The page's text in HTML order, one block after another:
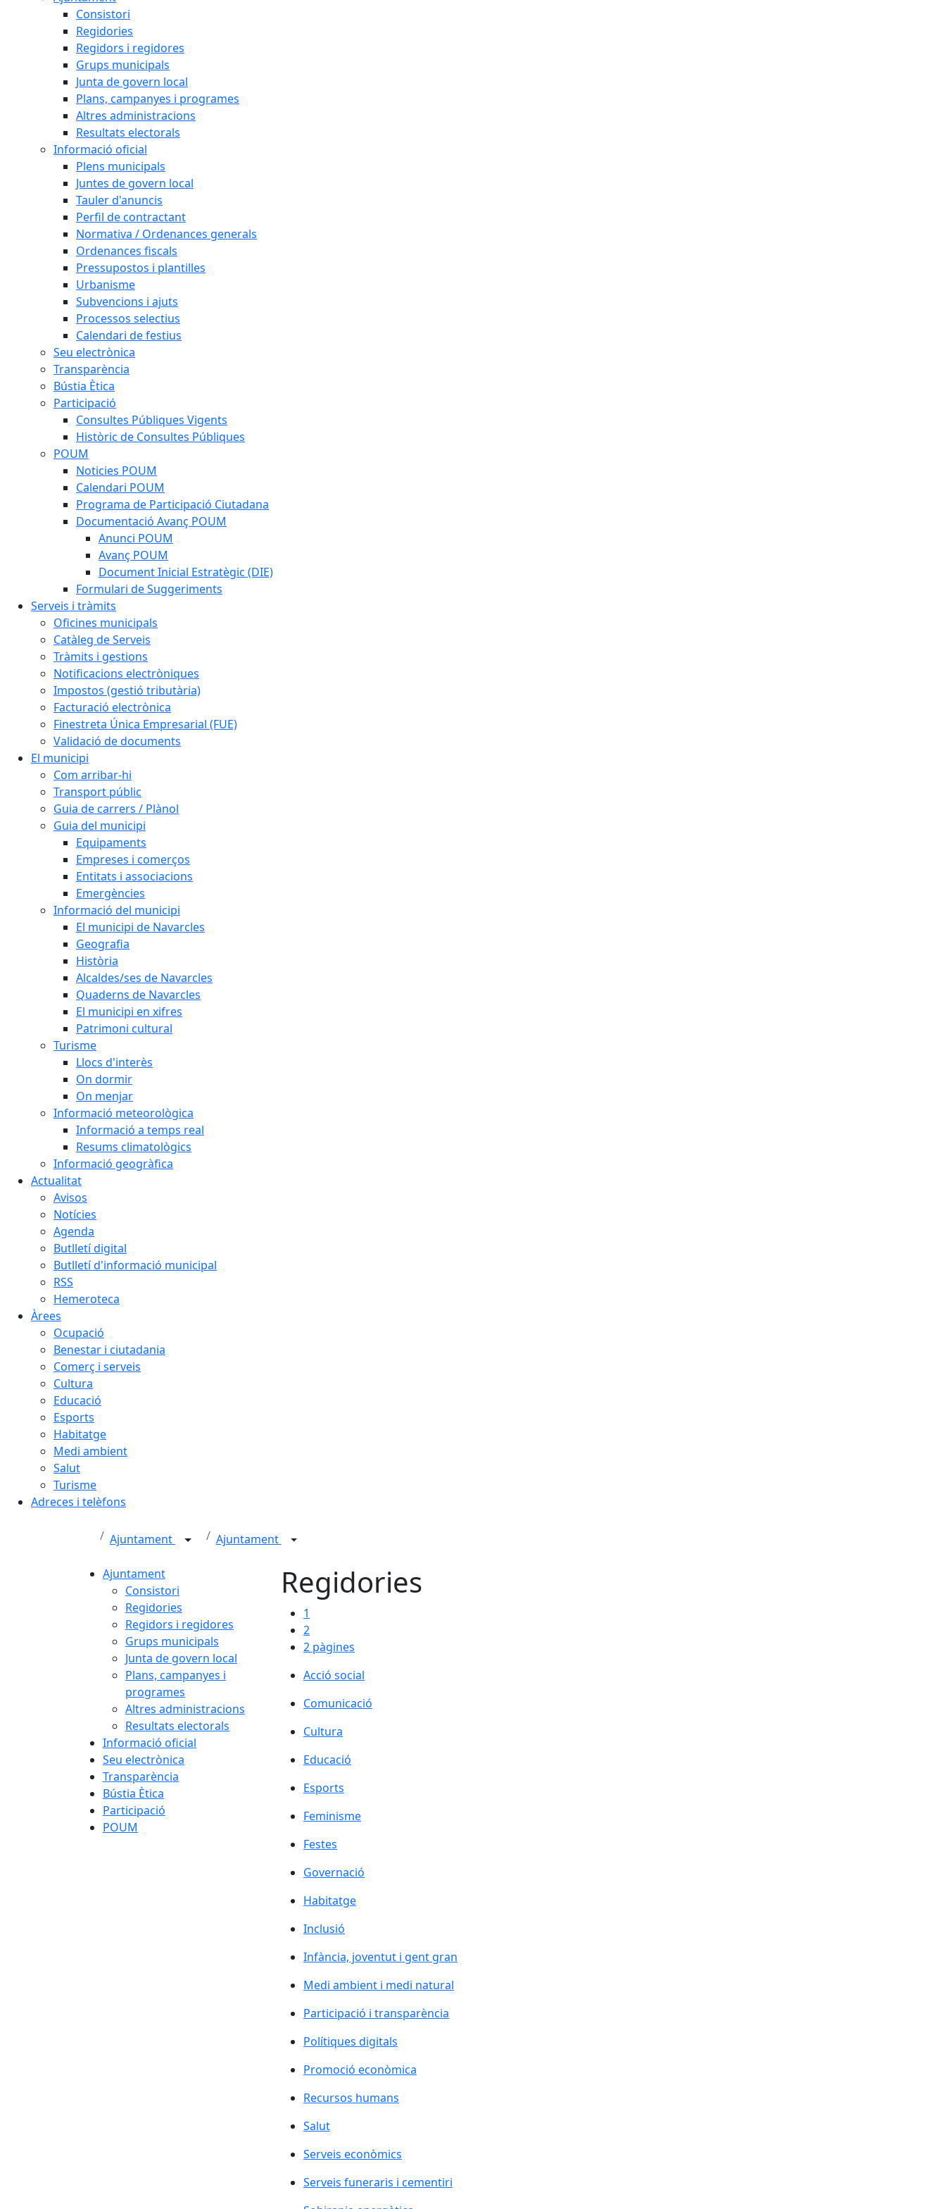
Consistori
Regidories
Regidors i regidores
Grups municipals
Junta de govern local
Plans, campanyes i programes
Altres administracions
Resultats electorals
Informació oficial
Plens municipals
Juntes de govern local
Tauler d'anuncis
Perfil de contractant
Normativa / Ordenances generals
Ordenances fiscals
Pressupostos i plantilles
Urbanisme
Subvencions i ajuts
Processos selectius
Calendari de festius
Seu electrònica
Transparència
Bústia Ètica
Participació
Consultes Públiques Vigents
Històric de Consultes Públiques
POUM
Noticies POUM
Calendari POUM
Programa de Participació Ciutadana
Documentació Avanç POUM
Anunci POUM
Avanç POUM
Document Inicial Estratègic (DIE)
Formulari de Suggeriments
Serveis i tràmits
Oficines municipals
Catàleg de Serveis
Tràmits i gestions
Notificacions electròniques
Impostos (gestió tributària)
Facturació electrònica
Finestreta Única Empresarial (FUE)
Validació de documents
El municipi
Com arribar-hi
Transport públic
Guia de carrers / Plànol
Guia del municipi
Equipaments
Empreses i comerços
Entitats i associacions
Emergències
Informació del municipi
El municipi de Navarcles
Geografia
Història
Alcaldes/ses de Navarcles
Quaderns de Navarcles
El municipi en xifres
Patrimoni cultural
Turisme
Llocs d'interès
On dormir
On menjar
Informació meteorològica
Informació a temps real
Resums climatològics
Informació geogràfica
Actualitat
Avisos
Notícies
Agenda
Butlletí digital
Butlletí d'informació municipal
RSS
Hemeroteca
Àrees
Ocupació
Benestar i ciutadania
Comerç i serveis
Cultura
Educació
Esports
Habitatge
Medi ambient
Salut
Turisme
Adreces i telèfons
Ajuntament Ajuntament
Ajuntament
Consistori
Regidories
Regidors i regidores
Grups municipals
Junta de govern local
Plans, campanyes i
programes
Altres administracions
Resultats electorals
Informació oficial
Seu electrònica
Transparència
Bústia Ètica
Participació
POUM
Regidories
1
2
2 pàgines
Acció social
Comunicació
Cultura
Educació
Esports
Feminisme
Festes
Governació
Habitatge
Inclusió
Infància, joventut i gent gran
Medi ambient i medi natural
Participació i transparència
Polítiques digitals
Promoció econòmica
Recursos humans
Salut
Serveis econòmics
Serveis funeraris i cementiri